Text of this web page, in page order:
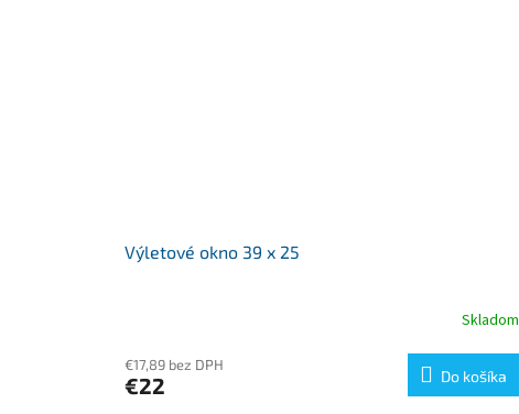
Výletové okno 39 x 25
Skladom
€17,89 bez DPH
€22 Do košíka